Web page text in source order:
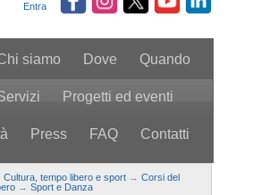
Entra
siamo Dove Quando
Progetti ed eventi
Press FAQ Contatti
Cultura, tempo libero e sport → Corsi del
→ Sport e Danza